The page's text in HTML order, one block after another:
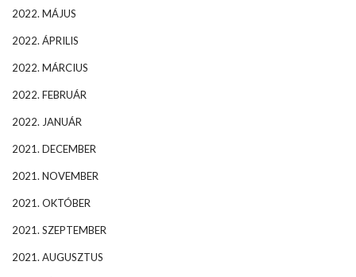
2022. MÁJUS
2022. ÁPRILIS
2022. MÁRCIUS
2022. FEBRUÁR
2022. JANUÁR
2021. DECEMBER
2021. NOVEMBER
2021. OKTÓBER
2021. SZEPTEMBER
2021. AUGUSZTUS